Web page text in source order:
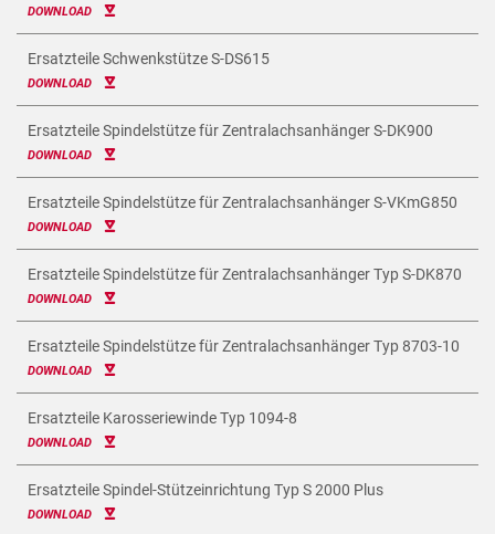
DOWNLOAD
Ersatzteile Schwenkstütze S-DS615
DOWNLOAD
Ersatzteile Spindelstütze für Zentralachsanhänger S-DK900
DOWNLOAD
Ersatzteile Spindelstütze für Zentralachsanhänger S-VKmG850
DOWNLOAD
Ersatzteile Spindelstütze für Zentralachsanhänger Typ S-DK870
DOWNLOAD
Ersatzteile Spindelstütze für Zentralachsanhänger Typ 8703-10
DOWNLOAD
Ersatzteile Karosseriewinde Typ 1094-8
DOWNLOAD
Ersatzteile Spindel-Stützeinrichtung Typ S 2000 Plus
DOWNLOAD